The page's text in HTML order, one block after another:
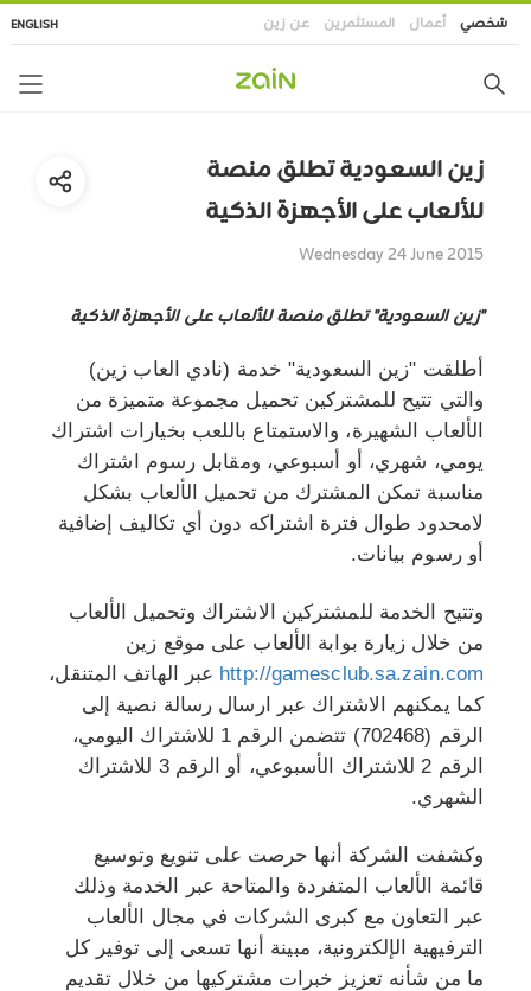
تجاوز
إلى
الرئيسي
شخصي أعمال المستثمرين عن زين ENGLISH
زين السعودية تطلق منصة
للألعاب على الأجهزة الذكية
Wednesday 24 June 2015
"زين السعودية" تطلق منصة للألعاب على الأجهزة الذكية
أطلقت "زين السعودية" خدمة (نادي العاب زين)
والتي تتيح للمشتركين تحميل مجموعة متميزة من
الألعاب الشهيرة، والاستمتاع باللعب بخيارات اشتراك
يومي، شهري، أو أسبوعي، ومقابل رسوم اشتراك
مناسبة تمكن المشترك من تحميل الألعاب بشكل
لامحدود طوال فترة اشتراكه دون أي تكاليف إضافية
أو رسوم بيانات.
وتتيح الخدمة للمشتركين الاشتراك وتحميل الألعاب
من خلال زيارة بوابة الألعاب على موقع زين
http://gamesclub.sa.zain.com عبر الهاتف المتنقل،
كما يمكنهم الاشتراك عبر ارسال رسالة نصية إلى
الرقم (702468) تتضمن الرقم 1 للاشتراك اليومي،
الرقم 2 للاشتراك الأسبوعي، أو الرقم 3 للاشتراك
الشهري.
وكشفت الشركة أنها حرصت على تنويع وتوسيع
قائمة الألعاب المتفردة والمتاحة عبر الخدمة وذلك
عبر التعاون مع كبرى الشركات في مجال الألعاب
الترفيهية الإلكترونية، مبينة أنها تسعى إلى توفير كل
ما من شأنه تعزيز خبرات مشتركيها من خلال تقديم